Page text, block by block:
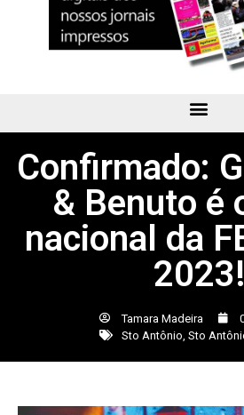
Confirmado:
& Benuto é
nacional da
2023!
Tamara Madeira
Sto Antônio Sto